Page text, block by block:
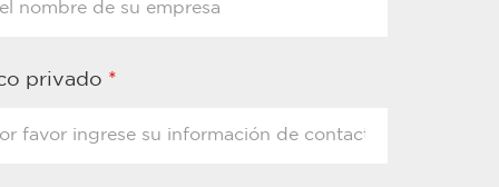
privado *